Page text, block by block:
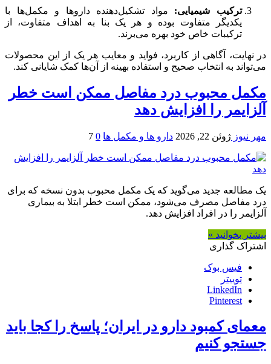
ترکیب شیمیایی: مواد تشکیل‌دهنده داروها و مکمل‌ها با
یکدیگر متفاوت بوده و هر یک بنا به اهداف متفاوت، از
ترکیبات خاص خود بهره می‌برند.
در نهایت، آگاهی از کاربرد، فواید و معایب هر یک از این محصولات
می‌تواند به انتخاب صحیح و استفاده بهینه از آن‌ها کمک شایانی کند.
مکمل محبوب درد مفاصل ممکن است خطر
آلزایمر را افزایش دهد
مهر نیوز ژوئن 22, 2026 دارو ها و مکمل ها 0
7
یک مطالعه جدید می‌گوید که یک مکمل محبوب بدون نسخه که برای
درد مفاصل مصرف می‌شود، ممکن است خطر ابتلا به بیماری
آلزایمر را در افراد افزایش دهد.
بیشتر بخوانید »
اشتراک گذاری
فیس بوک
توییتر
LinkedIn
Pinterest
معمای کمبود دارو در ایران؛ پاسخ را کجا باید
جستجو کنیم